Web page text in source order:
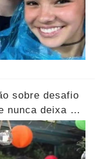
sobre desafio
nunca deixa de